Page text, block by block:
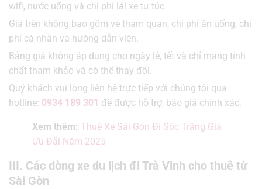
wifi, nước uống và chi phí lái xe tự túc
Giá trên không bao gồm vé tham quan, chi phí ăn uống, chi
phí cá nhân và hướng dẫn viên.
Bảng giá không áp dụng cho ngày lễ, tết và chỉ mang tính
chất tham khảo và có thể thay đổi.
Quý khách vui lòng liên hệ trực tiếp với chúng tôi qua
hotline: 0934 189 301 để được hỗ trợ, báo giá chính xác.
Xem thêm: Thuê Xe Sài Gòn Đi Sóc Trăng Giá
Ưu Đãi Năm 2025
III. Các dòng xe du lịch đi Trà Vinh cho thuê từ
Sài Gòn